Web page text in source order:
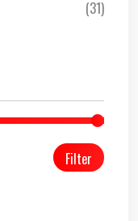
(31)
Filter